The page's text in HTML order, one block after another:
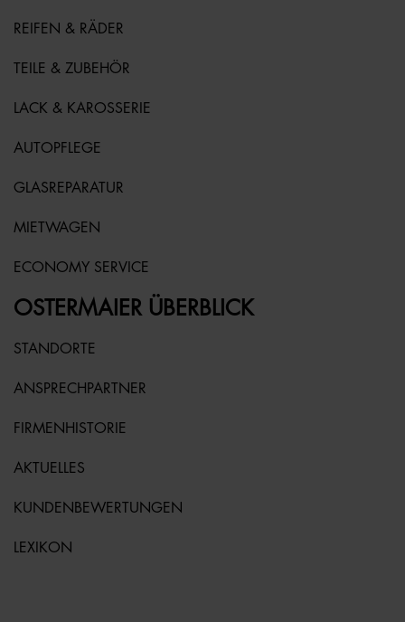
REIFEN & RÄDER
TEILE & ZUBEHÖR
LACK & KAROSSERIE
AUTOPFLEGE
GLASREPARATUR
MIETWAGEN
ECONOMY SERVICE
OSTERMAIER ÜBERBLICK
STANDORTE
ANSPRECHPARTNER
FIRMENHISTORIE
AKTUELLES
KUNDENBEWERTUNGEN
LEXIKON